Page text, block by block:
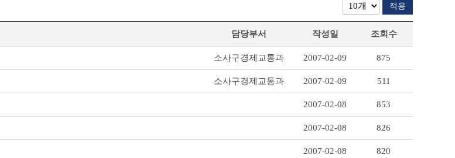
적용
담당부서 작성일 조회수
소사구경제교통과 2007-02-09 875
소사구경제교통과 2007-02-09 511
2007-02-08 853
2007-02-08 826
2007-02-08 820